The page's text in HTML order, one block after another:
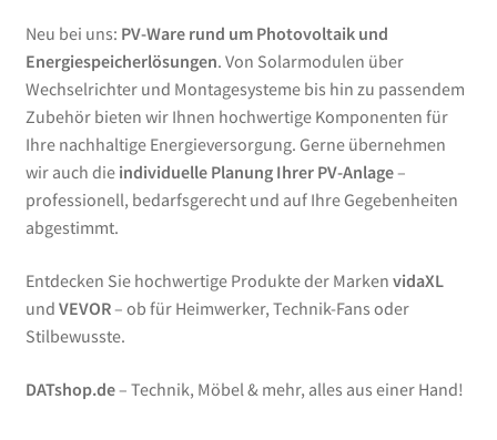
Neu bei uns: PV-Ware rund um Photovoltaik und
Energiespeicherlösungen. Von Solarmodulen über
Wechselrichter und Montagesysteme bis hin zu passendem
Zubehör bieten wir Ihnen hochwertige Komponenten für
Ihre nachhaltige Energieversorgung. Gerne übernehmen
wir auch die individuelle Planung Ihrer PV-Anlage–
professionell, bedarfsgerecht und auf Ihre Gegebenheiten
abgestimmt.
Entdecken Sie hochwertige Produkte der Marken vidaXL
und VEVOR– ob für Heimwerker, Technik-Fans oder
Stilbewusste.
DATshop.de– Technik, Möbel & mehr, alles aus einer Hand!